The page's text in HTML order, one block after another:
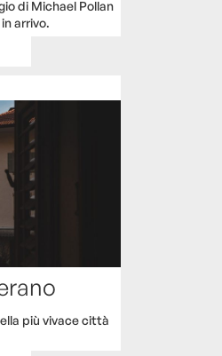
di Michael Pollan
arrivo.
più vivace città